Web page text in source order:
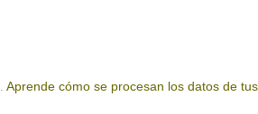
Aprende cómo se procesan los datos de